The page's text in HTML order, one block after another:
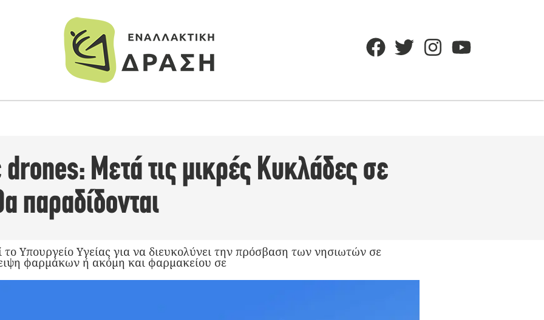
Μετά τις μικρές Κυκλάδες σε
παραδίδονται
το Υπουργείο Υγείας για να διευκολύνει την πρόσβαση των νησιωτών σε
φαρμάκων ή ακόμη και φαρμακείου σε